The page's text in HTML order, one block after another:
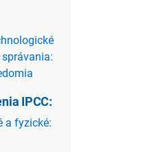
IPCC:
a fyzické: